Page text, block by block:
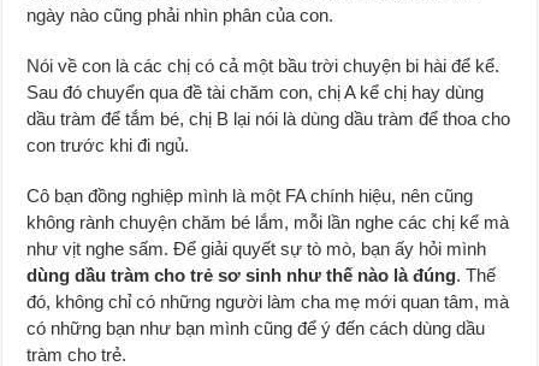
ngày nào cũng phải nhìn phân của con.
Nói về con là các chị có cả một bầu trời chuyện bi hài để kể.
Sau đó chuyển qua đề tài chăm con, chị A kể chị hay dùng
dầu tràm để tắm bé, chị B lại nói là dùng dầu tràm để thoa cho
con trước khi đi ngủ.
Cô bạn đồng nghiệp mình là một FA chính hiệu, nên cũng
không rành chuyện chăm bé lắm, mỗi lần nghe các chị kể mà
như vịt nghe sấm. Để giải quyết sự tò mò, bạn ấy hỏi mình
dùng dầu tràm cho trẻ sơ sinh như thế nào là đúng. Thế
đó, không chỉ có những người làm cha mẹ mới quan tâm, mà
có những bạn như bạn mình cũng để ý đến cách dùng dầu
tràm cho trẻ.